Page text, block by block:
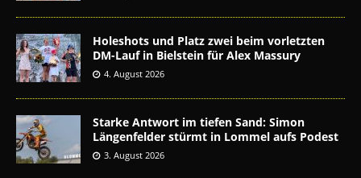
Holeshots und Platz zwei beim vorletzten
DM-Lauf in Bielstein für Alex Massury
4. August 2026
Starke Antwort im tiefen Sand: Simon
Längenfelder stürmt in Lommel aufs Podest
3. August 2026